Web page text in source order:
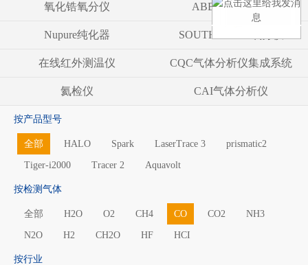
氧化锆氧分仪 ABB气体分析仪
Nupure纯化器 SOUTHLAND 氧分仪
在线红外测温仪 CQC气体分析仪集成系统
氦检仪 CAI气体分析仪
按产品型号
全部 HALO Spark LaserTrace 3 prismatic2
Tiger-i2000 Tracer 2 Aquavolt
按检测气体
全部 H2O O2 CH4 CO CO2 NH3
N2O H2 CH2O HF HCI
按行业